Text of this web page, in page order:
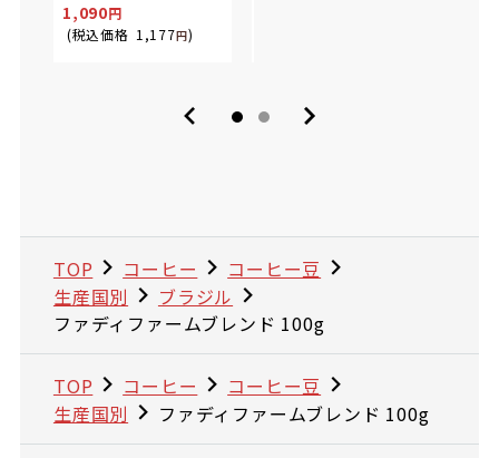
1,090
(税込価格 1,177円)
TOP コーヒー
コーヒー豆
生産国別
ブラジル
ファディファームブレンド 100g
TOP コーヒー
コーヒー豆
生産国別
ファディファームブレンド 100g